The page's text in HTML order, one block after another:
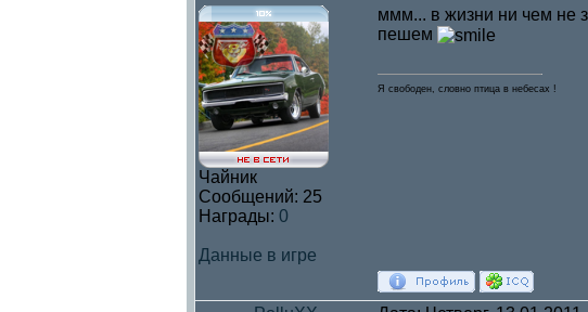
Чайник
Сообщений: 25
Награды: 0
Данные в игре
ммм... в жизни ни чем не
пешем
Я свободен, словно птица в небесах !